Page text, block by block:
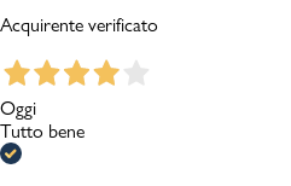
Acquirente verificato
Oggi
Tutto bene